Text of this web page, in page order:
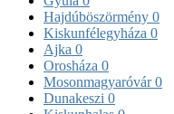
Hajdúböszörmény 0
Kiskunfélegyháza 0
Ajka 0
Orosháza 0
Mosonmagyaróvár0
Dunakeszi 0